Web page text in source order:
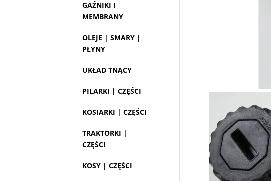
GAŹNIKI I
MEMBRANY
OLEJE | SMARY |
PŁYNY
UKŁAD TNĄCY
PILARKI | CZĘŚCI
KOSIARKI | CZĘŚCI
TRAKTORKI |
CZĘŚCI
KOSY | CZĘŚCI